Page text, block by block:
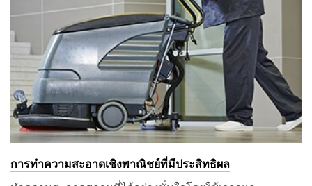
การทำความสะอาดเชิงพาณิชย์ที่มีประสิทธิผล